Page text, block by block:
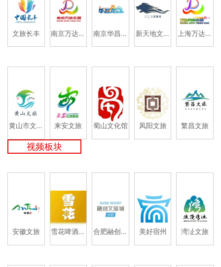
文旅长丰
南京万达乐
南京华昌龙
新天地文渊
上海万达乐
黄山市文化
来安文旅 蜀山文化馆 凤阳文旅 繁昌文旅
视频板块
安徽文旅
雪花啤酒安
合肥融创文
美好宿州 湾沚文旅